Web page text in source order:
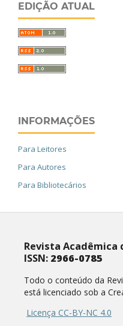
EDIÇÃO ATUAL
INFORMAÇÕES
Para Leitores
Para Autores
Para Bibliotecários
Revista Acadêmica
ISSN: 2966-0785
Todo o conteúdo da
está licenciado sob a
Licença CC-BY-NC 4.0